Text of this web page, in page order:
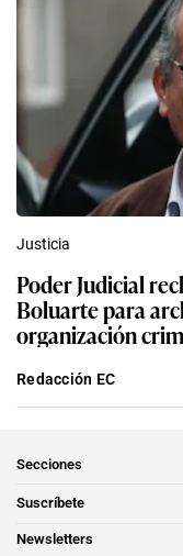
Justicia
Poder Judicial
Boluarte para
organización
Redacción EC
Secciones
Suscríbete
Newsletters